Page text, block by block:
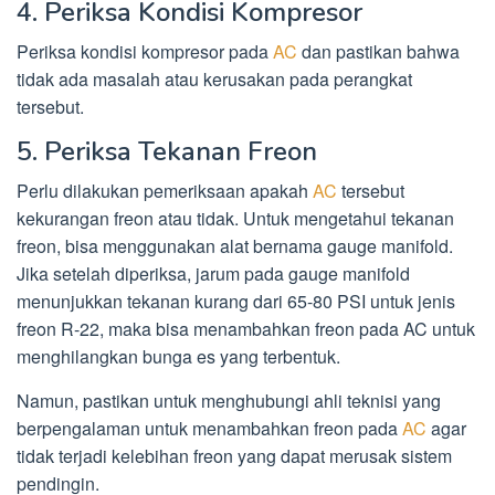
4. Periksa Kondisi Kompresor
Periksa kondisi kompresor padaAC dan pastikan bahwa
tidak ada masalah atau kerusakan pada perangkat
tersebut.
5. Periksa Tekanan Freon
Perlu dilakukan pemeriksaan apakah AC tersebut
kekurangan freon atau tidak. Untuk mengetahui tekanan
freon, bisa menggunakan alat bernama gauge manifold.
Jika setelah diperiksa, jarum pada gauge manifold
menunjukkan tekanan kurang dari 65-80 PSI untuk jenis
freon R-22, maka bisa menambahkan freon pada AC untuk
menghilangkan bunga es yang terbentuk.
Namun, pastikan untuk menghubungi ahli teknisi yang
berpengalaman untuk menambahkan freon padaAC agar
tidak terjadi kelebihan freon yang dapat merusak sistem
pendingin.